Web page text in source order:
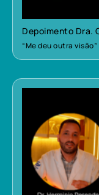
Depoimento Dra.
“Me deu outra visão”